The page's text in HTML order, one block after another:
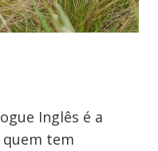
Inglês é a
tem